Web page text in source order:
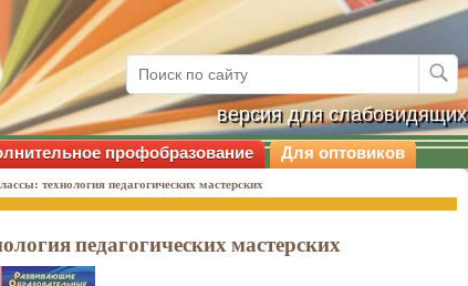
педагогических мастерских
версия для слабовидящих
профобразование Для оптовиков
технология педагогических мастерских